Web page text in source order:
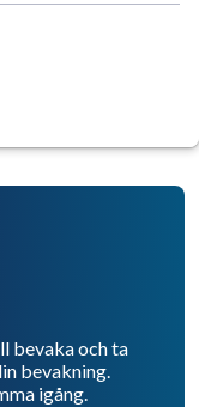
bevaka och ta
bevakning.
igång.